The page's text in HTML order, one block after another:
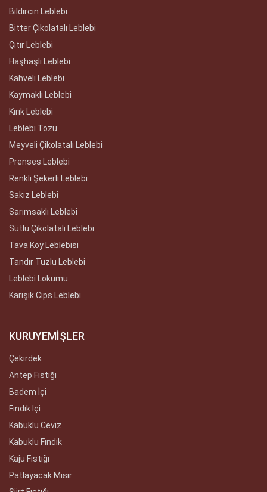
Bıldırcın Leblebi
Bitter Çikolatalı Leblebi
Çıtır Leblebi
Haşhaşlı Leblebi
Kahveli Leblebi
Kaymaklı Leblebi
Kırık Leblebi
Leblebi Tozu
Meyveli Çikolatalı Leblebi
Prenses Leblebi
Renkli Şekerli Leblebi
Sakız Leblebi
Sarımsaklı Leblebi
Sütlü Çikolatalı Leblebi
Tava Köy Leblebisi
Tandır Tuzlu Leblebi
Leblebi Lokumu
Karışık Cips Leblebi
KURUYEMİŞLER
Çekirdek
Antep Fıstığı
Badem İçi
Fındık İçi
Kabuklu Ceviz
Kabuklu Fındık
Kaju Fıstığı
Patlayacak Mısır